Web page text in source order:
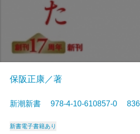
保阪正康／著
新潮新書 978-4-10-610857-0
新書電子書籍あり